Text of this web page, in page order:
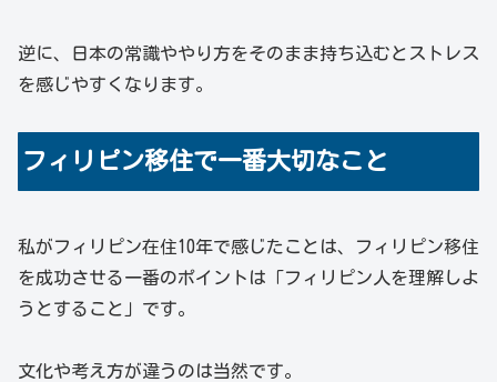
逆に、日本の常識ややり方をそのまま持ち込むとストレス
を感じやすくなります。
フィリピン移住で一番大切なこと
私がフィリピン在住10年で感じたことは、フィリピン移住
を成功させる一番のポイントは「フィリピン人を理解しよ
うとすること」です。
文化や考え方が違うのは当然です。